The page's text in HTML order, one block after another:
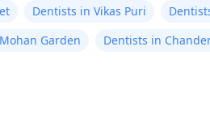
Dentists in Vikas Puri
Garden
Dentists in